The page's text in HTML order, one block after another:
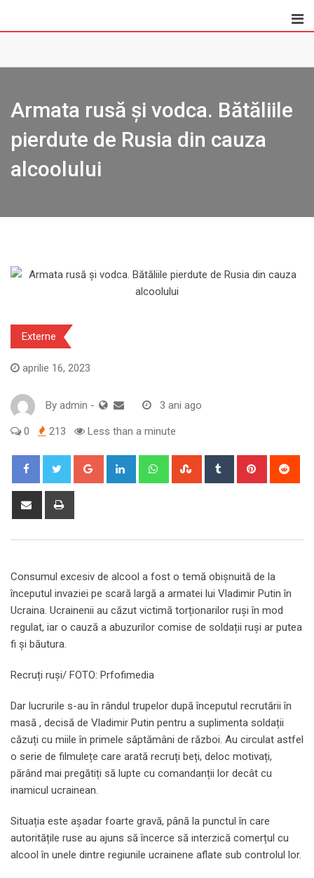
Armata rusă și vodca. Bătăliile
pierdute de Rusia din cauza
alcoolului
Externe
aprilie 16, 2023
By admin - 3 ani ago
0 213 Less than a minute
Google+ LinkedIn WhatsappStumbleUpon
Tumblr Pinterest
Share
Consumul excesiv de alcool a fost o temă obișnuită de la
începutul invaziei pe scară largă a armatei lui Vladimir Putin în
Ucraina. Ucrainenii au căzut victimă torționarilor ruși în mod
regulat, iar o cauză a abuzurilor comise de soldații ruși ar putea
fi și băutura.
Recruți ruși/ FOTO: Prfofimedia
Dar lucrurile s-au în rândul trupelor după începutul recrutării în
masă , decisă de Vladimir Putin pentru a suplimenta soldații
căzuți cu miile în primele săptămâni de război. Au circulat astfel
o serie de filmulețe care arată recruți beți, deloc motivați,
părând mai pregătiți să lupte cu comandanții lor decât cu
inamicul ucrainean.
Situația este așadar foarte gravă, până la punctul în care
autoritățile ruse au ajuns să încerce să interzică comerțul cu
alcool în unele dintre regiunile ucrainene aflate sub controlul lor.